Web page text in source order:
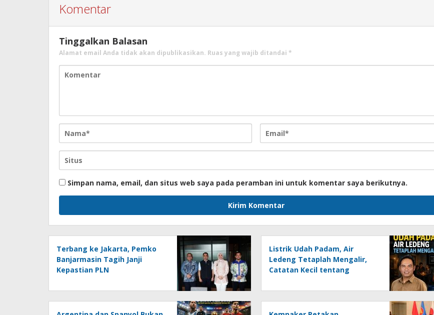
Komentar
Tinggalkan Balasan
Alamat email Anda tidak akan dipublikasikan. Ruas yang wajib ditandai *
Simpan nama, email, dan situs web saya pada peramban ini untuk komentar saya berikutnya.
Terbang ke Jakarta, Pemko
Banjarmasin Tagih Janji
Kepastian PLN
Listrik Udah Padam, Air
Ledeng Tetaplah Mengalir,
Catatan Kecil tentang
Menghadapi Krisis Energi dan
Ancaman Lingkungan, Oleh :
Helmi Rifai, SH